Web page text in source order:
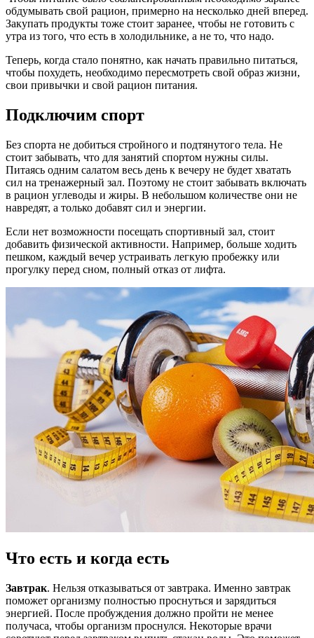
обдумывать свой рацион, примерно на несколько дней вперед.
Закупать продукты тоже стоит заранее, чтобы не готовить с
утра из того, что есть в холодильнике, а не то, что надо.
Теперь, когда стало понятно, как начать правильно питаться,
чтобы похудеть, необходимо пересмотреть свой образ жизни,
свои привычки и свой рацион питания.
Подключим спорт
Без спорта не добиться стройного и подтянутого тела. Не
стоит забывать, что для занятий спортом нужны силы.
Питаясь одним салатом весь день к вечеру не будет хватать
сил на тренажерный зал. Поэтому не стоит забывать включать
в рацион углеводы и жиры. В небольшом количестве они не
навредят, а только добавят сил и энергии.
Если нет возможности посещать спортивный зал, стоит
добавить физической активности. Например, больше ходить
пешком, каждый вечер устраивать легкую пробежку или
прогулку перед сном, полный отказ от лифта.
Что есть и когда есть
Завтрак. Нельзя отказываться от завтрака. Именно завтрак
поможет организму полностью проснуться и зарядиться
энергией. После пробуждения должно пройти не менее
получаса, чтобы организм проснулся. Некоторые врачи